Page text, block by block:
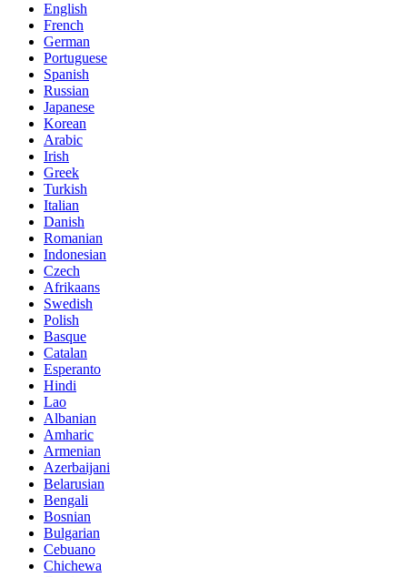
English
French
German
Portuguese
Spanish
Russian
Japanese
Korean
Arabic
Irish
Greek
Turkish
Italian
Danish
Romanian
Indonesian
Czech
Afrikaans
Swedish
Polish
Basque
Catalan
Esperanto
Hindi
Lao
Albanian
Amharic
Armenian
Azerbaijani
Belarusian
Bengali
Bosnian
Bulgarian
Cebuano
Chichewa